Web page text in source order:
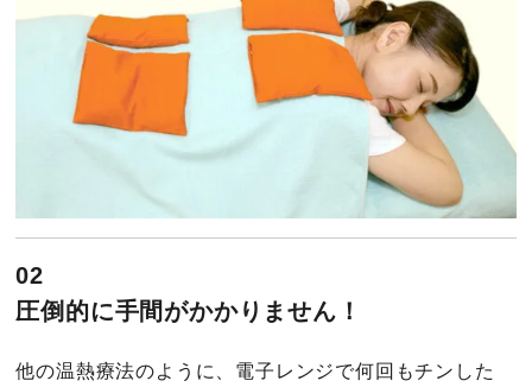
02
圧倒的に手間がかかりません！
他の温熱療法のように、電子レンジで何回もチンした